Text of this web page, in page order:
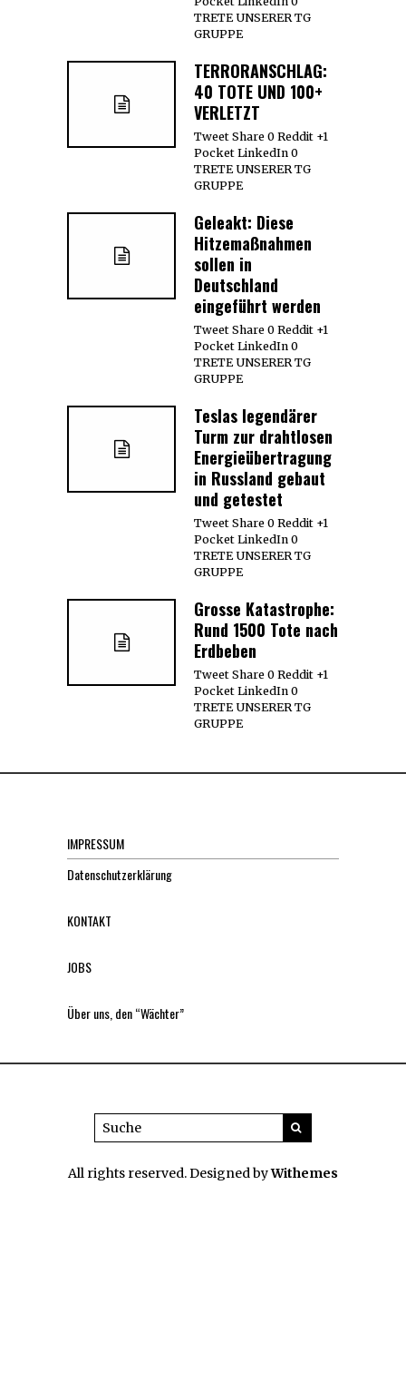
TRETE UNSERER TG
GRUPPE
TERRORANSCHLAG:
40 TOTE UND 100+
VERLETZT
Tweet Share 0 Reddit +1
Pocket LinkedIn 0
TRETE UNSERER TG
GRUPPE
Geleakt: Diese
Hitzemaßnahmen
sollen in
Deutschland
eingeführt werden
Tweet Share 0 Reddit +1
Pocket LinkedIn 0
TRETE UNSERER TG
GRUPPE
Teslas legendärer
Turm zur drahtlosen
Energieübertragung
in Russland gebaut
und getestet
Tweet Share 0 Reddit +1
Pocket LinkedIn 0
TRETE UNSERER TG
GRUPPE
Grosse Katastrophe:
Rund 1500 Tote nach
Erdbeben
Tweet Share 0 Reddit +1
Pocket LinkedIn 0
TRETE UNSERER TG
GRUPPE
IMPRESSUM
Datenschutzerklärung
KONTAKT
JOBS
Über uns, den “Wächter”
All rights reserved. Designed byWithemes